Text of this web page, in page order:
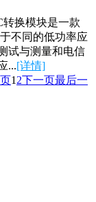
换模块是一款
不同的低功率应
试与测量和电信
...[详情]
1 2下一页最后一